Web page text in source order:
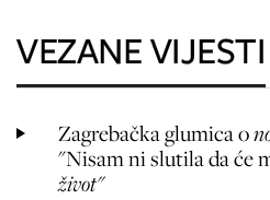
VEZANE VIJESTI
Zagrebačka glumica o
"Nisam ni slutila da će
život"